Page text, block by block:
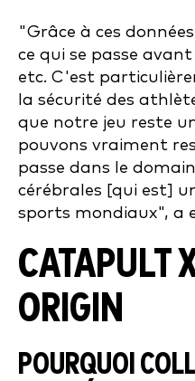
"Grâce à ces
ce qui se passe
etc. C'est
la sécurité des
que notre jeu reste
pouvons vraiment
passe dans le
cérébrales [qui est]
sports mondiaux", a
CATAPULT
ORIGIN
POURQUOI